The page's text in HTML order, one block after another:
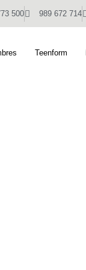
500 989 672 714
Teenform